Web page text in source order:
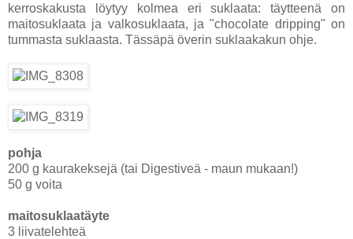
kerroskakusta löytyy kolmea eri suklaata: täytteenä on
maitosuklaata ja valkosuklaata, ja "chocolate dripping" on
tummasta suklaasta. Tässäpä överin suklaakakun ohje.
pohja
200 g kaurakeksejä (tai Digestiveä - maun mukaan!)
50 g voita
maitosuklaatäyte
3 liivatelehteä